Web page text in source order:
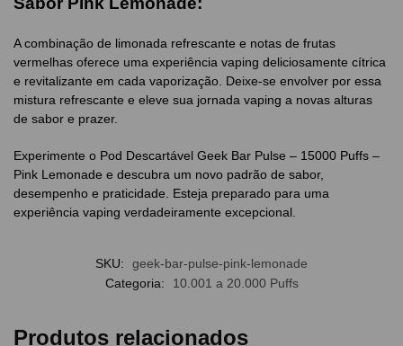
A combinação de limonada refrescante e notas de frutas
vermelhas oferece uma experiência vaping deliciosamente cítrica
e revitalizante em cada vaporização. Deixe-se envolver por essa
mistura refrescante e eleve sua jornada vaping a novas alturas
de sabor e prazer.
Experimente o Pod Descartável Geek Bar Pulse – 15000 Puffs –
Pink Lemonade e descubra um novo padrão de sabor,
desempenho e praticidade. Esteja preparado para uma
experiência vaping verdadeiramente excepcional.
SKU:
geek-bar-pulse-pink-lemonade
Categoria:
10.001 a 20.000 Puffs
Produtos relacionados